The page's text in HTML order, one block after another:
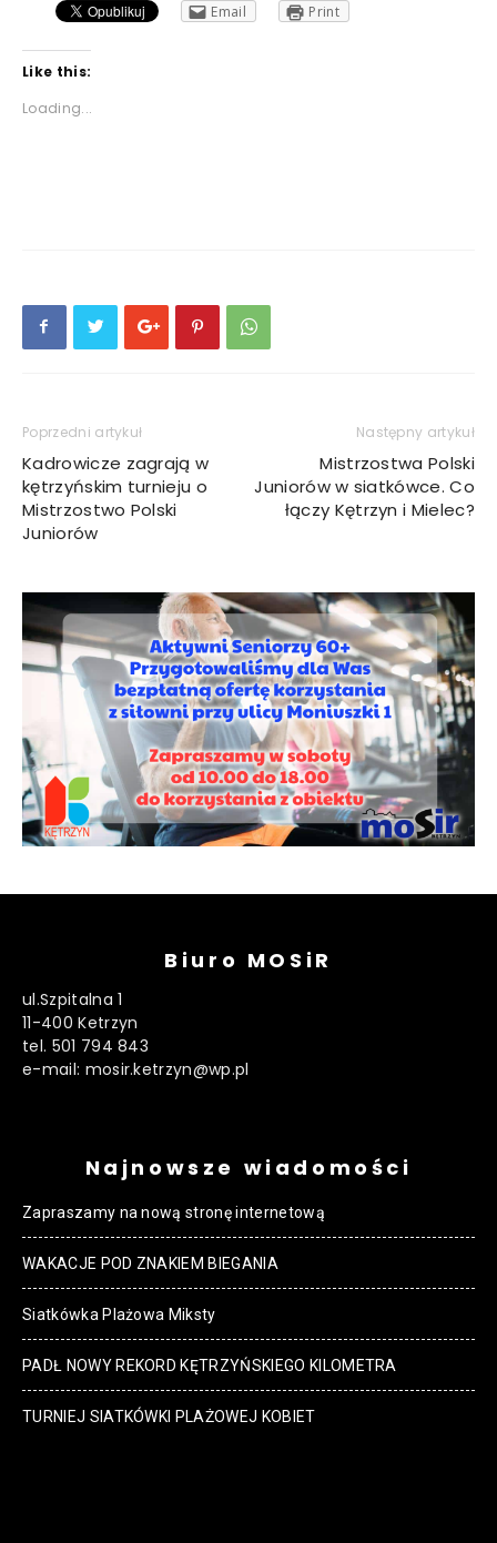
Email
Print
Like this:
Loading...
Poprzedni artykuł
Kadrowicze zagrają w
kętrzyńskim turnieju o
Mistrzostwo Polski
Juniorów
Następny artykuł
Mistrzostwa Polski
Juniorów w siatkówce. Co
łączy Kętrzyn i Mielec?
Biuro MOSiR
ul.Szpitalna 1
11-400 Ketrzyn
tel. 501 794 843
e-mail: mosir.ketrzyn@wp.pl
Najnowsze wiadomości
Zapraszamy na nową stronę internetową
WAKACJE POD ZNAKIEM BIEGANIA
Siatkówka Plażowa Miksty
PADŁ NOWY REKORD KĘTRZYŃSKIEGO KILOMETRA
TURNIEJ SIATKÓWKI PLAŻOWEJ KOBIET